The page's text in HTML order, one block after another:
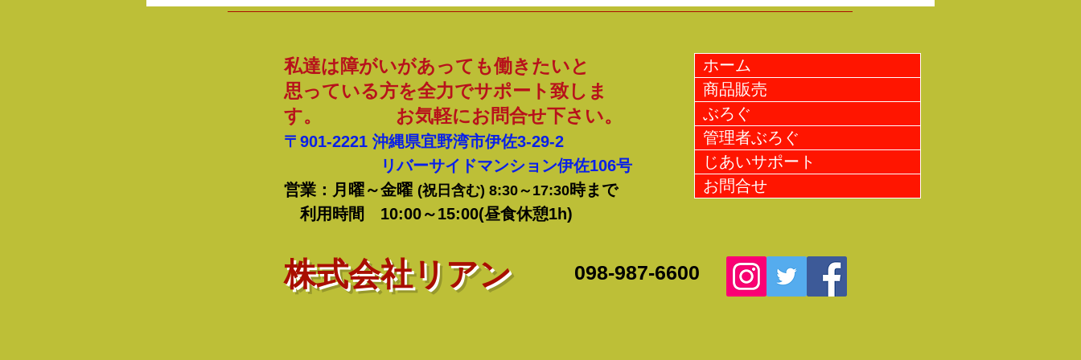
私達は障がいがあっても働きたいと
思っている方を全力でサポート致しま
す。 お気軽にお問合せ下さい。
〒901-2221 沖縄県宜野湾市伊佐3-29-2
リバーサイドマンション伊佐106号
営業：月曜～金曜 (祝日含む) 8:30～17:30時まで
利用時間 10:00～15:00(昼食休憩1h)
ホーム
商品販売
ぶろぐ
管理者ぶろぐ
じあいサポート
お問合せ
​株式会社リアン ​098-987-6600